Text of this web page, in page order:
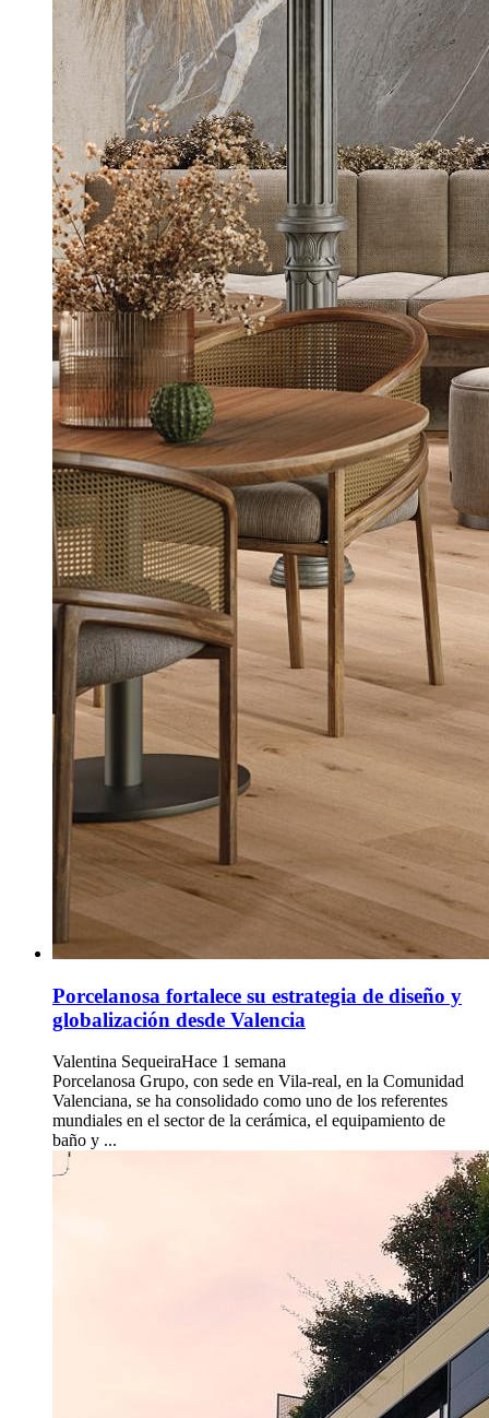
Porcelanosa fortalece su estrategia de diseño y
globalización desde Valencia
Valentina SequeiraHace 1 semana
Porcelanosa Grupo, con sede en Vila-real, en la Comunidad
Valenciana, se ha consolidado como uno de los referentes
mundiales en el sector de la cerámica, el equipamiento de
baño y ...